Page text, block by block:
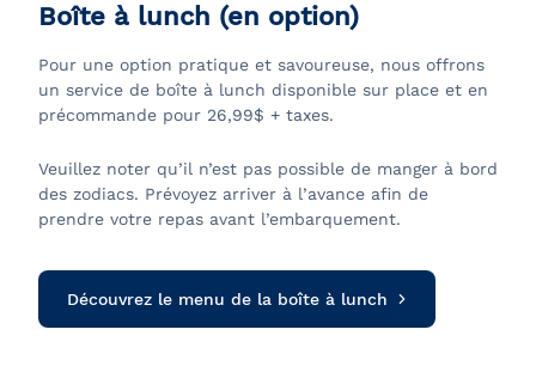
Boîte à lunch (en option)
Pour une option pratique et savoureuse, nous offrons
un service de boîte à lunch disponible sur place et en
précommande pour 26,99$ + taxes.
Veuillez noter qu’il n’est pas possible de manger à bord
des zodiacs. Prévoyez arriver à l’avance afin de
prendre votre repas avant l’embarquement.
Découvrez le menu de la boîte à lunch